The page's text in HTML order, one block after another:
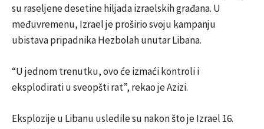
su raseljene desetine hiljada izraelskih građana. U
međuvremenu, Izrael je proširio svoju kampanju
ubistava pripadnika Hezbolah unutar Libana.
“U jednom trenutku, ovo će izmaći kontroli i
eksplodirati u sveopšti rat”, rekao je Azizi.
Eksplozije u Libanu usledile su nakon što je Izrael 16.